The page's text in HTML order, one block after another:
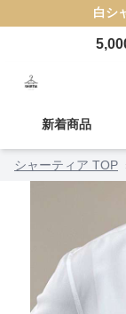
白シ
新着商品
シャーティア TOP